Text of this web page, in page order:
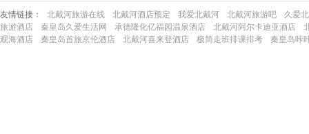
友情链接： 北戴河旅游在线 北戴河酒店预定 我爱北戴河 北戴河旅游吧
久爱
旅游酒店
秦皇岛久爱生活网 承德隆化亿福园温泉酒店 北戴河阿尔卡迪亚酒店
观海酒店
秦皇岛首旅京伦酒店 北戴河喜来登酒店 极简走班排课排考 秦皇岛咔